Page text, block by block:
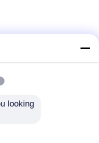
looking